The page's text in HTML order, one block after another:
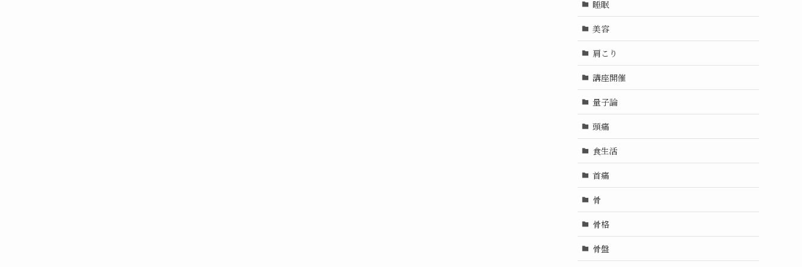
睡眠
美容
肩こり
講座開催
量子論
頭痛
食生活
首痛
骨
骨格
骨盤